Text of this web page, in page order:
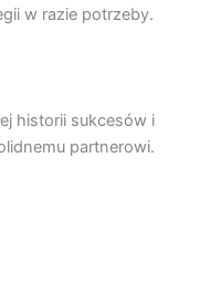
w razie potrzeby.
historii sukcesów i
partnerowi.